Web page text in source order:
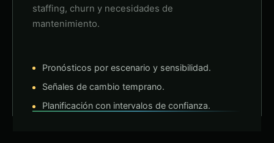
staffing, churn y necesidades de
mantenimiento.
Pronósticos por escenario y sensibilidad.
Señales de cambio temprano.
Planificación con intervalos de confianza.